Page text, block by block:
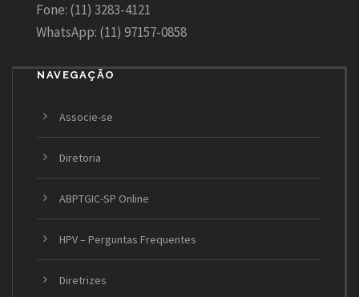
Fone: (11) 3283-4121
WhatsApp: (11) 97157-0858
NAVEGAÇÃO
Associe-se
Diretoria
ABPTGIC-SP Online
HPV – Perguntas Frequentes
Diretrizes